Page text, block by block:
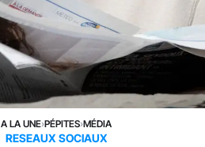
A LA UNE›PÉPITES›MÉDIA
RESEAUX SOCIAUX